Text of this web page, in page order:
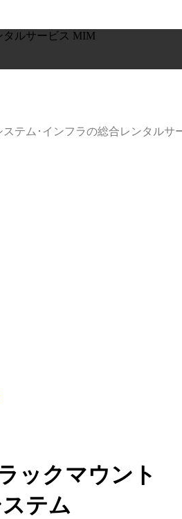
ルサービス MIM
テム･インフラの総合レンタルサ
ックマウント
テム